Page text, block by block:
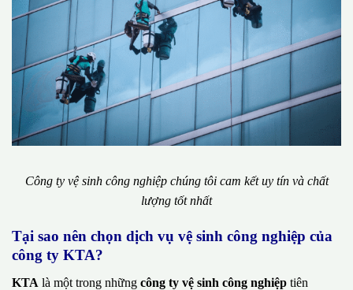
Công ty vệ sinh công nghiệp chúng tôi cam kết uy tín và chất
lượng tốt nhất
Tại sao nên chọn dịch vụ vệ sinh công nghiệp của
công ty KTA?
KTA là một trong những công ty vệ sinh công nghiệp tiên